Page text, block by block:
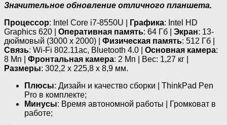
Значительное обновление отличного планшета.
Процессор: Intel Core i7-8550U | Графика: Intel HD
Graphics 620 | Оперативная память: 64 Гб | Экран: 13-
дюймовый (3000 х 2000) | Физическая память: 512 Гб |
Связь: Wi-Fi 802.11ac, Bluetooth 4.0 | Основная камера:
8 Мп | Фронтальная камера: 2 Мп | Вес: 1,27 кг |
Размеры: 302,2 х 225,8 х 8,9 мм.
Плюсы: Дизайн и качество сборки | ThinkPad Pen
Pro в комплекте;
Минусы: Время автономной работы | Громковат в
работе;